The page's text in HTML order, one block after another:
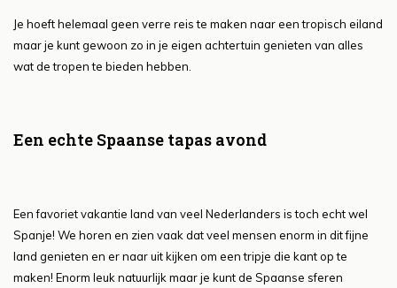
Je hoeft helemaal geen verre reis te maken naar een tropisch eiland
maar je kunt gewoon zo in je eigen achtertuin genieten van alles
wat de tropen te bieden hebben.
Een echte Spaanse tapas avond
Een favoriet vakantie land van veel Nederlanders is toch echt wel
Spanje! We horen en zien vaak dat veel mensen enorm in dit fijne
land genieten en er naar uit kijken om een tripje die kant op te
maken! Enorm leuk natuurlijk maar je kunt de Spaanse sferen